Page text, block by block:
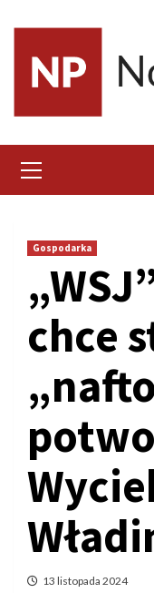
content
Menu
Gospodarka
chce
13 listopada 2024